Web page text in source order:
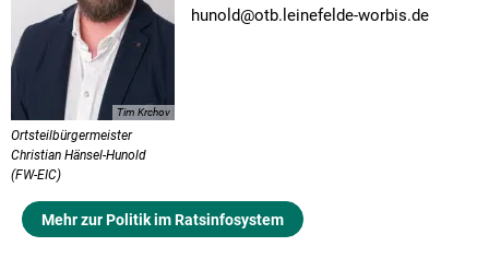
Tim Krchov
Ortsteilbürgermeister
Christian Hänsel-Hunold
(FW-EIC)
hunold@otb.leinefelde-worbis.de
Mehr zur Politik im Ratsinfosystem